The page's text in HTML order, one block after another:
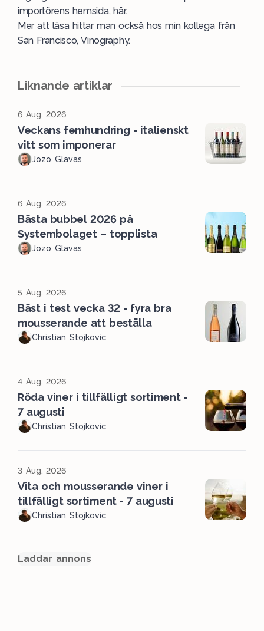
importörens hemsida, här.
Mer att läsa hittar man också hos min kollega från
San Francisco,Vinography.
Liknande artiklar
6 Aug, 2026
Veckans femhundring - italienskt
vitt som imponerar
Jozo Glavas
6 Aug, 2026
Bästa bubbel 2026 på
Systembolaget – topplista
Jozo Glavas
5 Aug, 2026
Bäst i test vecka 32 - fyra bra
mousserande att beställa
Christian Stojkovic
4 Aug, 2026
Röda viner i tillfälligt sortiment -
7 augusti
Christian Stojkovic
3 Aug, 2026
Vita och mousserande viner i
tillfälligt sortiment - 7 augusti
Christian Stojkovic
Laddar annons